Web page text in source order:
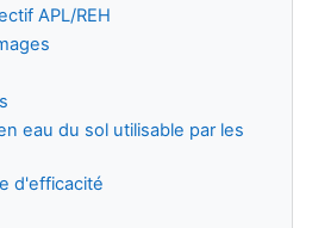
APL/REH
eau du sol utilisable par les
d'efficacité